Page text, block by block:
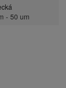
- 50 um